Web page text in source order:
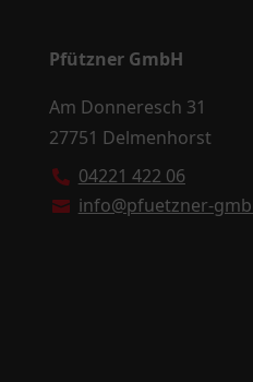
Pfützner GmbH
Am Donneresch 31
27751 Delmenhorst
 04221 422 06
 info@pfuetzner-